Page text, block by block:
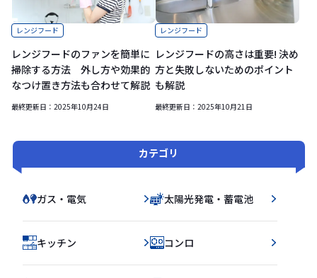
レンジフード
レンジフードのファンを簡単に
掃除する方法 外し方や効果的
なつけ置き方法も合わせて解説
最終更新日： 2025年10月24日
レンジフード
レンジフードの高さは重要! 決め
方と失敗しないためのポイント
も解説
最終更新日： 2025年10月21日
カテゴリ
ガス・電気 太陽光発電・蓄電池
キッチン コンロ